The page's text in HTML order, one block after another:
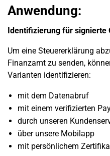
Anwendung:
Identifizierung für signierte
Um eine Steuererklärung
Finanzamt zu senden,
Varianten identifizieren:
mit dem Datenabruf
mit einem verifizierten
durch unseren
über unsere Mobilapp
mit persönlichem